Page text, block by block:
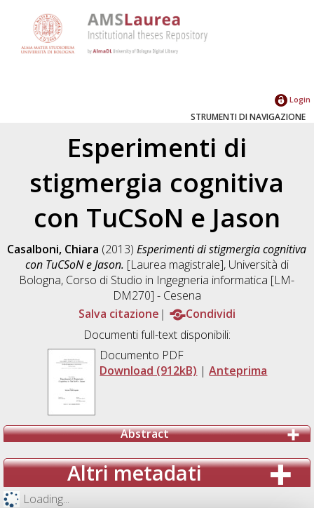
Login
STRUMENTI DI NAVIGAZIONE
Esperimenti di
stigmergia cognitiva
con TuCSoN e Jason
Casalboni, Chiara (2013)Esperimenti di stigmergia cognitiva
con TuCSoN e Jason. [Laurea magistrale], Università di
Bologna, Corso di Studio in Ingegneria informatica [LM-
DM270] - Cesena
Salva citazione
Condividi
Documenti full-text disponibili:
Documento PDF
Download (912kB) |Anteprima
Abstract
Altri metadati
Loading...